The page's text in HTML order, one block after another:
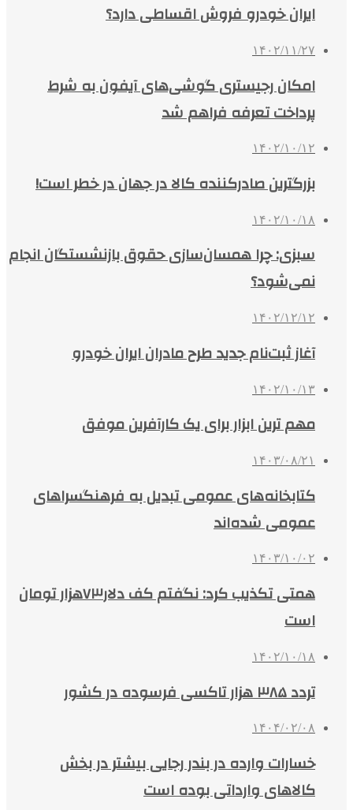
ایران خودرو فروش اقساطی دارد؟
۱۴۰۲/۱۱/۲۷
امکان رجیستری گوشی‌های آیفون به شرط
پرداخت تعرفه فراهم شد
۱۴۰۲/۱۰/۱۲
بزرگترین صادرکننده کالا در جهان در خطر است!
۱۴۰۲/۱۰/۱۸
سبزی: چرا همسان‌سازی حقوق بازنشستگان انجام
نمی‌شود؟
۱۴۰۲/۱۲/۱۲
آغاز ثبت‌نام جدید طرح مادران ایران خودرو
۱۴۰۲/۱۰/۱۳
مهم ترین ابزار برای یک کارآفرین موفق
۱۴۰۳/۰۸/۲۱
کتابخانه‌های عمومی تبدیل به فرهنگسراهای
عمومی شده‌اند
۱۴۰۳/۱۰/۰۲
همتی تکذیب کرد: نگفتم کف دلار۷۳هزار تومان
است
۱۴۰۲/۱۰/۱۸
تردد ۳۸۵ هزار تاکسی فرسوده در کشور
۱۴۰۴/۰۲/۰۸
خسارات وارده در بندر رجایی بیشتر در بخش
کالاهای وارداتی بوده است